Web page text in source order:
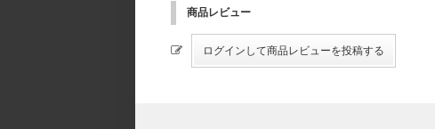
商品レビュー